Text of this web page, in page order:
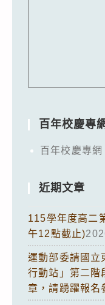
百年校慶專
百年校慶專網
近期文章
115學年度高二
午12點截止)
運動部委請國立
行動站」第二階
章，請踴躍報名